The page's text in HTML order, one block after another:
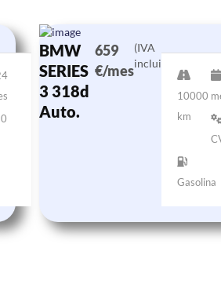
0
BMW
SERIES
3 318d
Auto.
659
€/mes
(IVA
incluido)
10000
km
Gasolina